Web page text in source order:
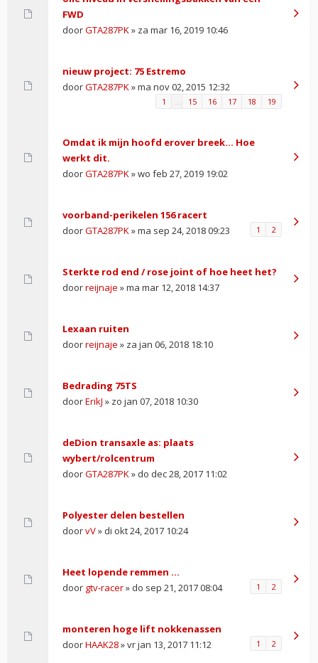
FWD
doorGTA287PK» za mar 16, 2019 10:46
nieuw project: 75 Estremo
doorGTA287PK» ma nov 02, 2015 12:32
1 15 16 17 18 19
Omdat ik mijn hoofd erover breek... Hoe
werkt dit.
doorGTA287PK» wo feb 27, 2019 19:02
voorband-perikelen 156 racert
doorGTA287PK» ma sep 24, 2018 09:23 1 2
Sterkte rod end / rose joint of hoe heet het?
doorreijnaje » ma mar 12, 2018 14:37
Lexaan ruiten
doorreijnaje » za jan 06, 2018 18:10
Bedrading 75TS
doorErikJ » zo jan 07, 2018 10:30
deDion transaxle as: plaats
wybert/rolcentrum
doorGTA287PK» do dec 28, 2017 11:02
Polyester delen bestellen
doorvV» di okt 24, 2017 10:24
Heet lopende remmen ...
door gtv-racer» do sep 21, 2017 08:04 1 2
monteren hoge lift nokkenassen
doorHAAK28» vr jan 13, 2017 11:12 1 2